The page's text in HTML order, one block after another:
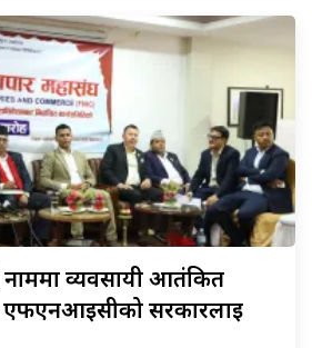
व्यवसायी आतंकित
एफएनआईसीको सरकारलाई